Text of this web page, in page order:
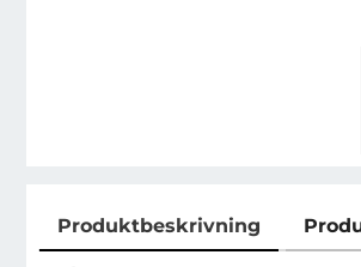
Produktbeskrivning